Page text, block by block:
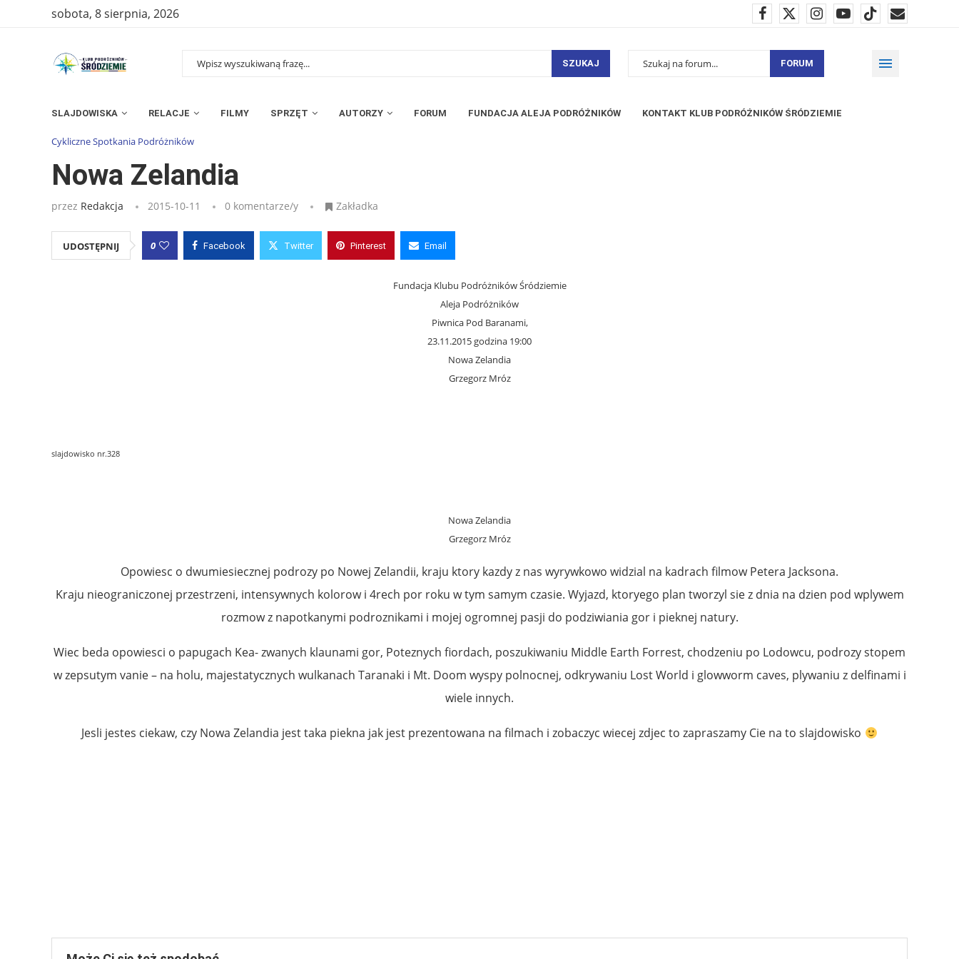
sobota, 8 sierpnia, 2026
SZUKAJ FORUM
SLAJDOWISKA RELACJE FILMY SPRZĘT AUTORZY FORUM FUNDACJA ALEJA PODRÓŻNIKÓW KONTAKT KLUB PODRÓŻNIKÓW ŚRÓDZIEMIE
Strona główna» Wpisy »Nowa Zelandia
Cykliczne Spotkania Podróżników
Nowa Zelandia
przez Redakcja 2015-10-11 0 komentarze/y Zakładka
UDOSTĘPNIJ 0 Facebook Twitter Pinterest Email
Fundacja Klubu Podróżników Śródziemie
Aleja Podróżników
Piwnica Pod Baranami,
23.11.2015 godzina 19:00
Nowa Zelandia
Grzegorz Mróz
slajdowisko nr.328
Nowa Zelandia
Grzegorz Mróz
Opowiesc o dwumiesiecznej podrozy po Nowej Zelandii, kraju ktory kazdy z nas wyrywkowo widzial na kadrach filmow Petera Jacksona.
Kraju nieograniczonej przestrzeni, intensywnych kolorow i 4rech por roku w tym samym czasie. Wyjazd, ktoryego plan tworzyl sie z dnia na dzien pod wplywem
rozmow z napotkanymi podroznikami i mojej ogromnej pasji do podziwiania gor i pieknej natury.
Wiec beda opowiesci o papugach Kea- zwanych klaunami gor, Poteznych fiordach, poszukiwaniu Middle Earth Forrest, chodzeniu po Lodowcu, podrozy stopem
w zepsutym vanie – na holu, majestatycznych wulkanach Taranaki i Mt. Doom wyspy polnocnej, odkrywaniu Lost World i glowworm caves, plywaniu z delfinami i
wiele innych.
Jesli jestes ciekaw, czy Nowa Zelandia jest taka piekna jak jest prezentowana na filmach i zobaczyc wiecej zdjec to zapraszamy Cie na to slajdowisko